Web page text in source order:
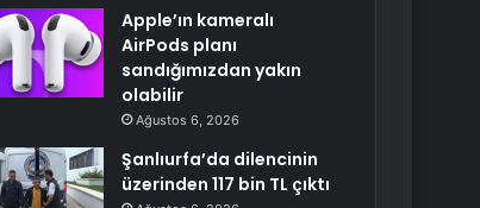
Apple’ın kameralı
AirPods planı
sandığımızdan yakın
olabilir
Ağustos 6, 2026
Şanlıurfa’da dilencinin
üzerinden 117 bin TL çıktı